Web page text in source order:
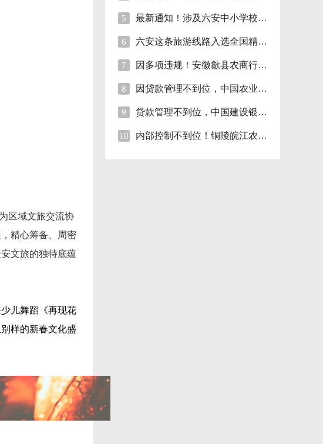
区域文旅交流协
精心筹备、周密
文旅的独特底蕴
儿舞蹈《再现花
样的新春文化盛
5 最新通知！涉及六安中小学校伙食费
6 六安这条旅游线路入选全国精品!
7 因多项违规！安徽歙县农商行合计被罚110万
8 因贷款管理不到位，中国农业银行砀山支行被
9 贷款管理不到位，中国建设银行股份砀山支行
10 内部控制不到位！铜陵皖江农村商行被罚35万